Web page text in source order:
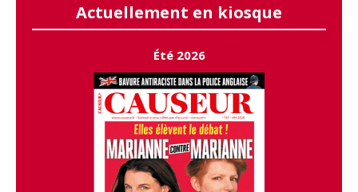
Actuellement en kiosque
Été 2026